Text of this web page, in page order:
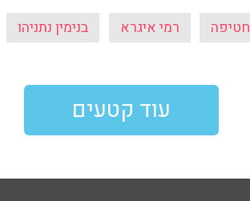
חטיפה רמי איגרא בנימין נתניהו
עוד קטעים